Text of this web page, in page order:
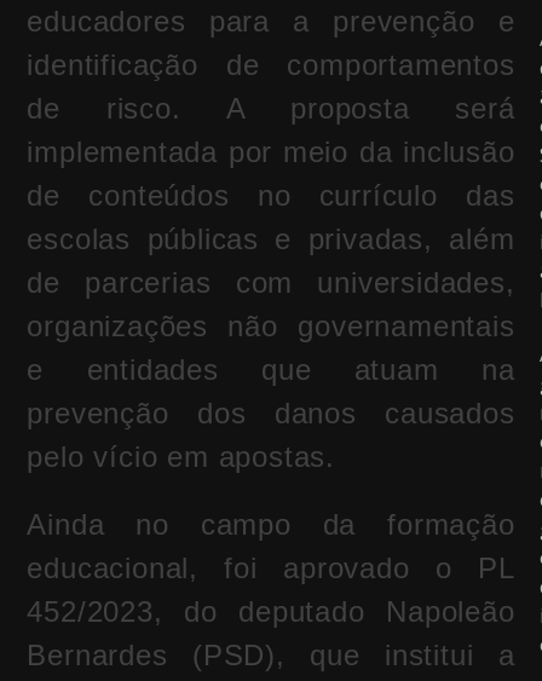
educadores para a prevenção e
identificação de comportamentos
de risco. A proposta será
implementada por meio da inclusão
de conteúdos no currículo das
escolas públicas e privadas, além
de parcerias com universidades,
organizações não governamentais
e entidades que atuam na
prevenção dos danos causados
pelo vício em apostas.
Ainda no campo da formação
educacional, foi aprovado o PL
452/2023, do deputado Napoleão
Bernardes (PSD), que institui a